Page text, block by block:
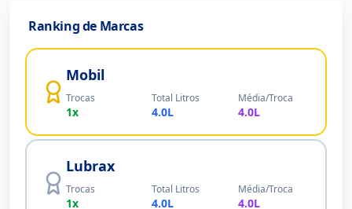
Ranking de Marcas
Mobil
Trocas
1x
Total Litros
4.0L
Média/Troca
4.0L
Lubrax
Trocas
1x
Total Litros
4.0L
Média/Troca
4.0L